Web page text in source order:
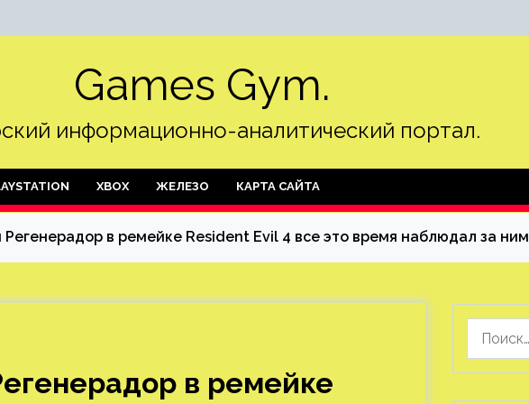
Games Gym.
информационно-аналитический портал.
XBOX ЖЕЛЕЗО КАРТА САЙТА
Регенерадор в ремейке Resident Evil 4 все это время наблюдал за ним
в ремейке